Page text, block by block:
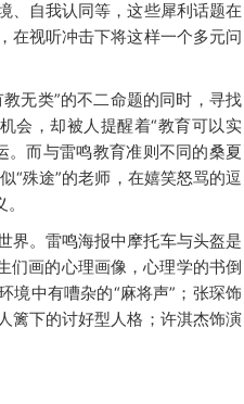
、自我认同等，这些犀利话题在
在视听冲击下将这样一个多元问
教无类”的不二命题的同时，寻找
会，却被人提醒着“教育可以实
。而与雷鸣教育准则不同的桑夏
“殊途”的老师，在嬉笑怒骂的逗
界。雷鸣海报中摩托车与头盔是
们画的心理画像，心理学的书倒
境中有嘈杂的“麻将声”； 张琛饰
篱下的讨好型人格；许淇杰饰演